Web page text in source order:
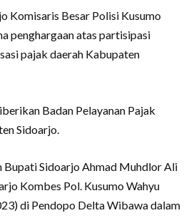
Komisaris Besar Polisi Kusumo
penghargaan atas partisipasi
pajak daerah Kabupaten
Badan Pelayanan Pajak
Sidoarjo.
Bupati Sidoarjo Ahmad Muhdlor Ali
Kombes Pol. Kusumo Wahyu
di Pendopo Delta Wibawa dalam